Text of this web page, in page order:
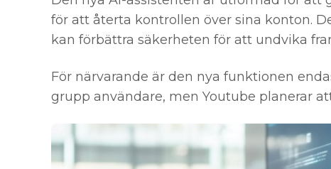
för att återta kontrollen över sina konton.
kan förbättra säkerheten för att undvika
För närvarande är den nya funktionen
grupp användare, men Youtube planerar